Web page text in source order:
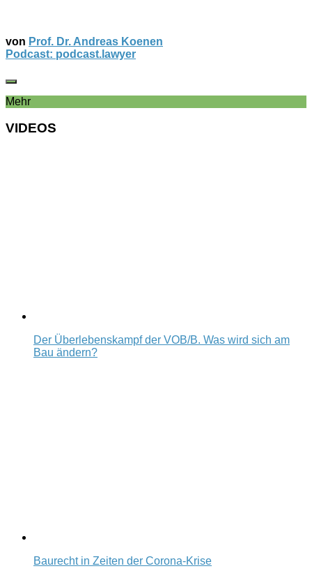
von Prof. Dr. Andreas Koenen
Podcast: podcast.lawyer
Mehr
VIDEOS
Der Überlebenskampf der VOB/B. Was wird sich am
Bau ändern?
Baurecht in Zeiten der Corona-Krise